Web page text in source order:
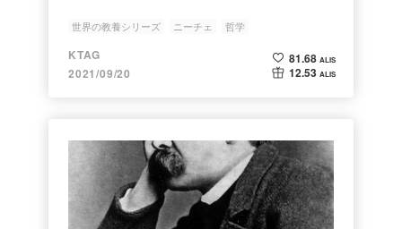
世界の教養シリーズ ニーチェ 哲学
KTAG
2021/09/20
81.68 ALIS
12.53 ALIS